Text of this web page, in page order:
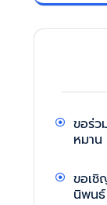
ขอร่
หมา
ขอเชิ
นิพนธ์